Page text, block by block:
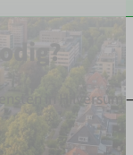
in